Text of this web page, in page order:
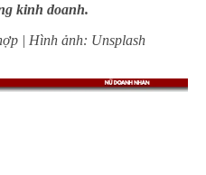
kinh doanh.
| Hình ảnh: Unsplash